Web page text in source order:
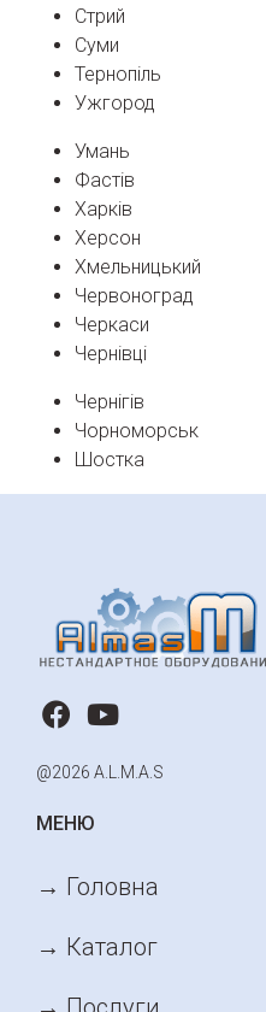
Стрий
Суми
Тернопіль
Ужгород
Умань
Фастів
Харків
Херсон
Хмельницький
Червоноград
Черкаси
Чернівці
Чернігів
Чорноморськ
Шостка
@2026 A.L.M.A.S
МЕНЮ
→ Головна
→ Каталог